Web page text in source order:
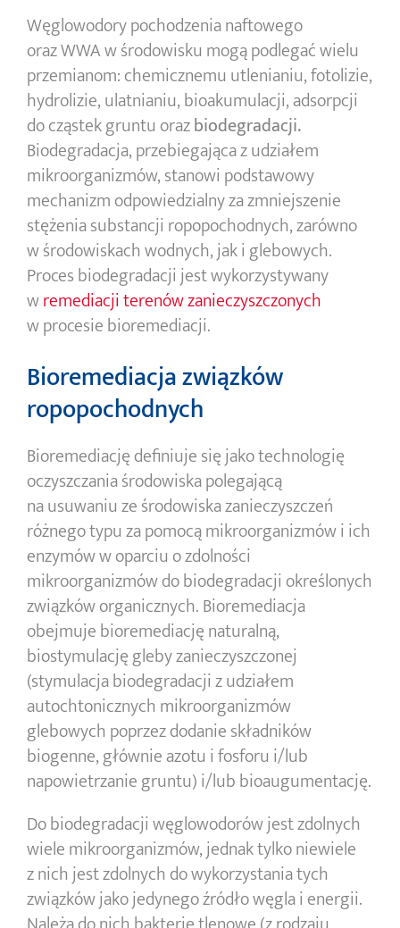
Węglowodory pochodzenia naftowego
oraz WWA w środowisku mogą podlegać wielu
przemianom: chemicznemu utlenianiu, fotolizie,
hydrolizie, ulatnianiu, bioakumulacji, adsorpcji
do cząstek gruntu orazbiodegradacji.
Biodegradacja, przebiegająca z udziałem
mikroorganizmów, stanowi podstawowy
mechanizm odpowiedzialny za zmniejszenie
stężenia substancji ropopochodnych, zarówno
w środowiskach wodnych, jak i glebowych.
Proces biodegradacji jest wykorzystywany
wremediacji terenów zanieczyszczonych
w procesie bioremediacji.
Bioremediacja związków
ropopochodnych
Bioremediację definiuje się jako technologię
oczyszczania środowiska polegającą
na usuwaniu ze środowiska zanieczyszczeń
różnego typu za pomocą mikroorganizmów i ich
enzymów w oparciu o zdolności
mikroorganizmów do biodegradacji określonych
związków organicznych. Bioremediacja
obejmuje bioremediację naturalną,
biostymulację gleby zanieczyszczonej
(stymulacja biodegradacji z udziałem
autochtonicznych mikroorganizmów
glebowych poprzez dodanie składników
biogenne, głównie azotu i fosforu i/lub
napowietrzanie gruntu) i/lub bioaugumentację.
Do biodegradacji węglowodorów jest zdolnych
wiele mikroorganizmów, jednak tylko niewiele
z nich jest zdolnych do wykorzystania tych
związków jako jedynego źródło węgla i energii.